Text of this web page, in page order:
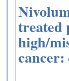
treated
high/
cancer: